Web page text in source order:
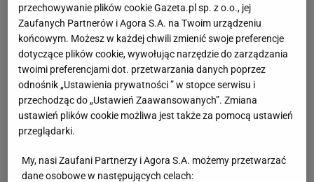
przechowywanie plików cookie Gazeta.pl sp. z o.o., jej
Zaufanych Partnerów i Agora S.A. na Twoim urządzeniu
końcowym. Możesz w każdej chwili zmienić swoje preferencje
dotyczące plików cookie, wywołując narzędzie do zarządzania
twoimi preferencjami dot. przetwarzania danych poprzez
odnośnik „Ustawienia prywatności ” w stopce serwisu i
przechodząc do „Ustawień Zaawansowanych”. Zmiana
ustawień plików cookie możliwa jest także za pomocą ustawień
przeglądarki.
My, nasi Zaufani Partnerzy i Agora S.A. możemy przetwarzać
dane osobowe w następujących celach: